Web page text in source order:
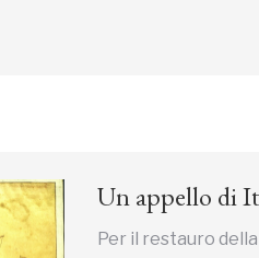
Un appello di
Per il restauro